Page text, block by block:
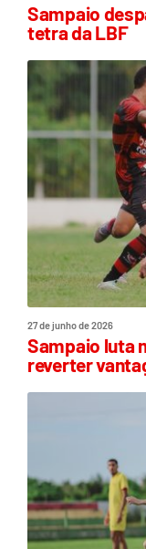
Sampaio
tetra da LBF
27 de junho de 2026
Sampaio luta
reverter